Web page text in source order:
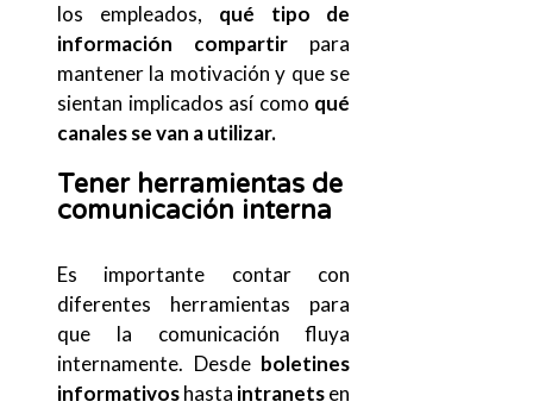
los empleados, qué tipo de
información compartir para
mantener la motivación y que se
sientan implicados así como qué
canales se van a utilizar.
Tener herramientas de
comunicación interna
Es importante contar con
diferentes herramientas para
que la comunicación fluya
internamente. Desde boletines
informativoshasta intranetsen